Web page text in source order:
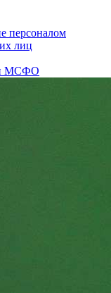
персоналом
лиц
МСФО